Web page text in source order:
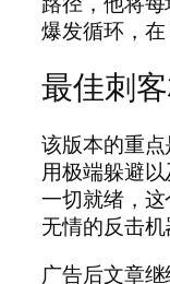
爆发循环，在
最佳刺
该版本的重
用极端躲避
一切就绪，
无情的反击机
广告后文章